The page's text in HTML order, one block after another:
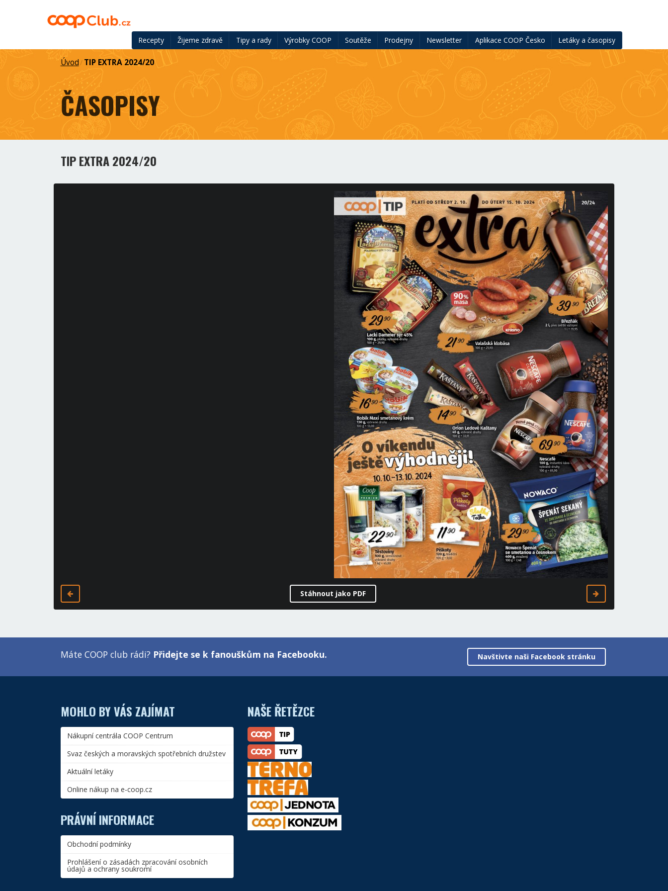
Recepty Žijeme zdravě Tipy a rady Výrobky COOP Soutěže Prodejny Newsletter Aplikace COOP Česko Letáky a časopisy
Úvod/ TIP EXTRA 2024/20
ČASOPISY
TIP EXTRA 2024/20
Stáhnout jako PDF
Máte COOP club rádi? Přidejte se k fanouškům na Facebooku. Navštivte naši Facebook stránku
MOHLO BY VÁS ZAJÍMAT
Nákupní centrála COOP Centrum
Svaz českých a moravských spotřebních družstev
Aktuální letáky
Online nákup na e-coop.cz
PRÁVNÍ INFORMACE
Obchodní podmínky
Prohlášení o zásadách zpracování osobních
údajů a ochrany soukromí
NAŠE ŘETĚZCE